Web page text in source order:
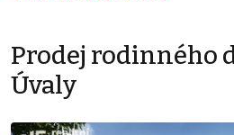
Prodej rodinného
Úvaly